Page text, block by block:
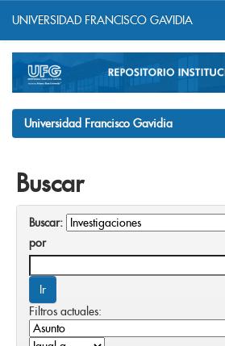
navigation
UNIVERSIDAD FRANCISCO GAVIDIA
Universidad Francisco Gavidia
Buscar
Buscar:
por
Filtros actuales: